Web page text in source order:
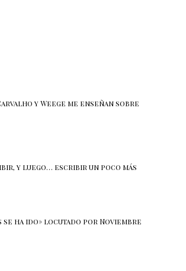
y Weege me enseñan sobre
y luego… escribir un poco más
se ha ido» locutado por Noviembre